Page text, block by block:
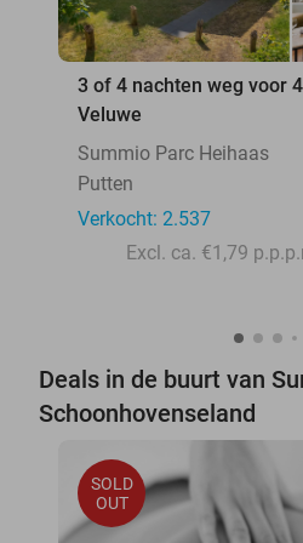
3 of 4 nachten weg voor
Veluwe
Summio Parc Heihaas
Putten
Verkocht: 2.537
Excl. ca. €1,79
Deals in de buurt van
Schoonhovenseland
SOLD
OUT